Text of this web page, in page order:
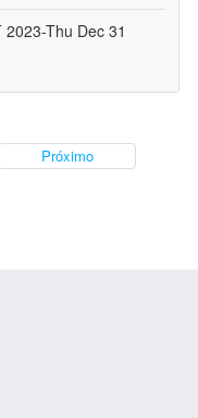
Thu Dec 31
Próximo